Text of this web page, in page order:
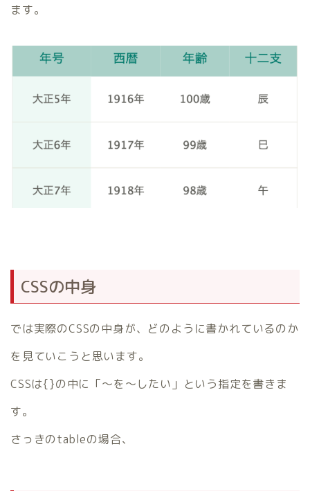
ます。
CSSの中身
では実際のCSSの中身が、どのように書かれているのか
を見ていこうと思います。
CSSは{}の中に「〜を〜したい」という指定を書きま
す。
さっきのtableの場合、